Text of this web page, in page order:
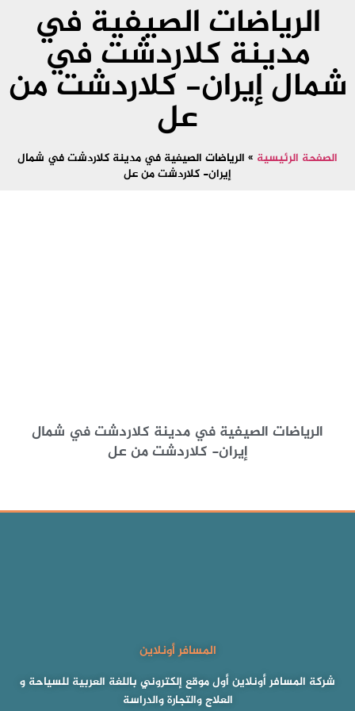
الرياضات الصيفية في
مدينة كلاردشت في
شمال إيران- كلاردشت من
عل
الصفحة الرئيسية » الرياضات الصيفية في مدينة كلاردشت في شمال
إيران- كلاردشت من عل
الرياضات الصيفية في مدينة كلاردشت في شمال
إيران- كلاردشت من عل
المسافر أونلاين
شركة المسافر أونلاين أول موقع إلكتروني باللغة العربية للسياحة و
العلاج والتجارة والدراسة